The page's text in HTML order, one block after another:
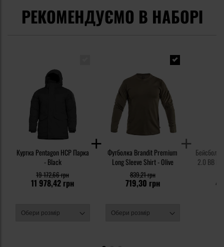
РЕКОМЕНДУЄМО В НАБОРІ
Куртка Pentagon HCP Парка
- Black
11 978,42 грн
19 172,66 грн
Футболка Brandit Premium
Long Sleeve Shirt - Olive
719,30 грн
839,21 грн
2.0 BB